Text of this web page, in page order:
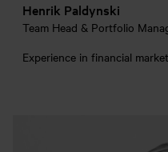
Henrik Paldynski
Team Head & Portfolio
Experience in financial